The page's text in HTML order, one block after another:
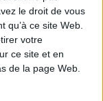
le droit de vous
qu’à ce site Web.
votre
ce site et en
de la page Web.